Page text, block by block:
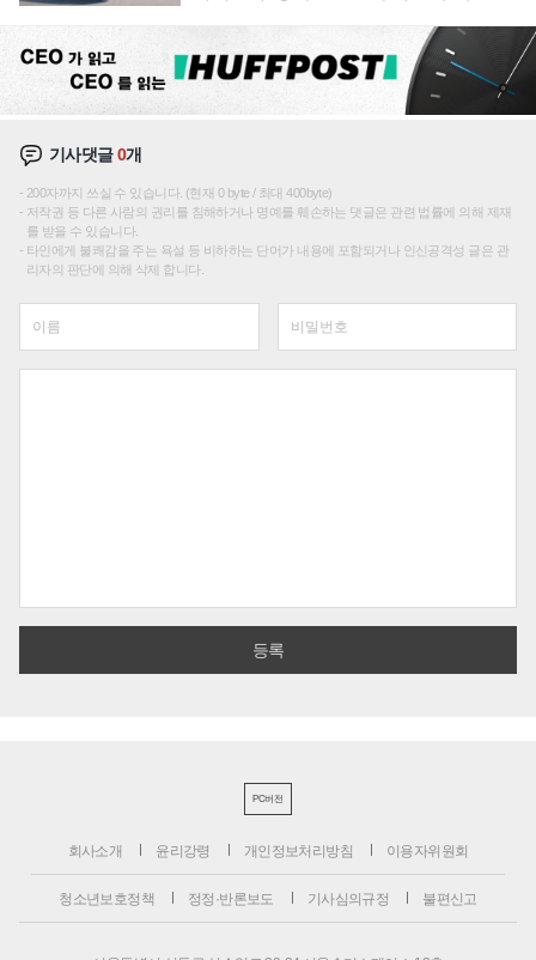
기사댓글0개
200자까지 쓰실 수 있습니다. (현재 0 byte / 최대 400byte)
저작권 등 다른 사람의 권리를 침해하거나 명예를 훼손하는 댓글은 관련 법률에 의해 제재
를 받을 수 있습니다.
타인에게 불쾌감을 주는 욕설 등 비하하는 단어가 내용에 포함되거나 인신공격성 글은 관
리자의 판단에 의해 삭제 합니다.
PC버전
회사소개 윤리강령 개인정보처리방침 이용자위원회
청소년보호정책 정정·반론보도 기사심의규정 불편신고